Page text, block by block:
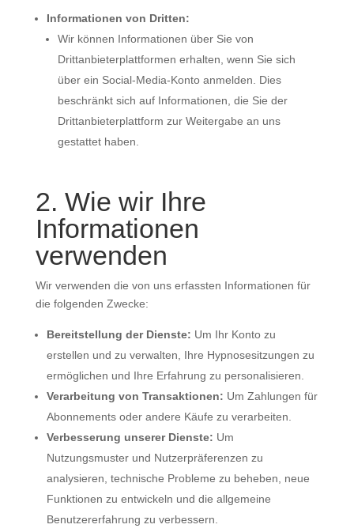
Informationen von Dritten:
Wir können Informationen über Sie von
Drittanbieterplattformen erhalten, wenn Sie sich
über ein Social-Media-Konto anmelden. Dies
beschränkt sich auf Informationen, die Sie der
Drittanbieterplattform zur Weitergabe an uns
gestattet haben.
2. Wie wir Ihre
Informationen
verwenden
Wir verwenden die von uns erfassten Informationen für
die folgenden Zwecke:
Bereitstellung der Dienste: Um Ihr Konto zu
erstellen und zu verwalten, Ihre Hypnosesitzungen zu
ermöglichen und Ihre Erfahrung zu personalisieren.
Verarbeitung von Transaktionen: Um Zahlungen für
Abonnements oder andere Käufe zu verarbeiten.
Verbesserung unserer Dienste: Um
Nutzungsmuster und Nutzerpräferenzen zu
analysieren, technische Probleme zu beheben, neue
Funktionen zu entwickeln und die allgemeine
Benutzererfahrung zu verbessern.